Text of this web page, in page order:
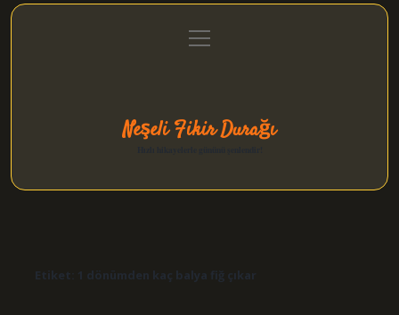
Gizlilik Politikası
menüyü
aç
Neşeli Fikir Durağı
Etiket: 1 dönümden kaç balya fiğ çıkar